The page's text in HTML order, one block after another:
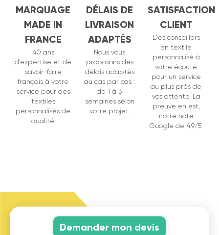
MARQUAGE
MADE IN
FRANCE
40 ans
d’expertise et de
savoir-faire
français à votre
service pour des
textiles
personnalisés de
qualité.
DÉLAIS DE
LIVRAISON
ADAPTÉS
Nous vous
proposons des
délais adaptés
au cas par cas :
de 1 à 3
semaines selon
votre projet.
SATISFACTION
CLIENT
Des conseillers
en textile
personnalisé à
votre écoute
pour un service
au plus près de
vos attente. La
preuve en est,
notre note
Google de 4,9/5.
Demander mon devis